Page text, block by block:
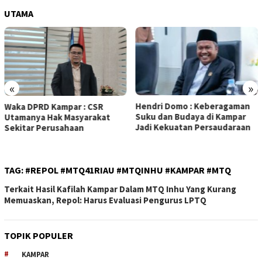
UTAMA
« »
Hendri Domo : Keberagaman
Suku dan Budaya di Kampar
Jadi Kekuatan Persaudaraan
Olah Minyak Jelantah dari
Biodiesel, Prestasi Siswa MAN
5 Kampar Diapresiasi Eko
TAG: #REPOL #MTQ41RIAU #MTQINHU #KAMPAR #MTQ
Terkait Hasil Kafilah Kampar Dalam MTQ Inhu Yang Kurang
Memuaskan, Repol: Harus Evaluasi Pengurus LPTQ
TOPIK POPULER
KAMPAR